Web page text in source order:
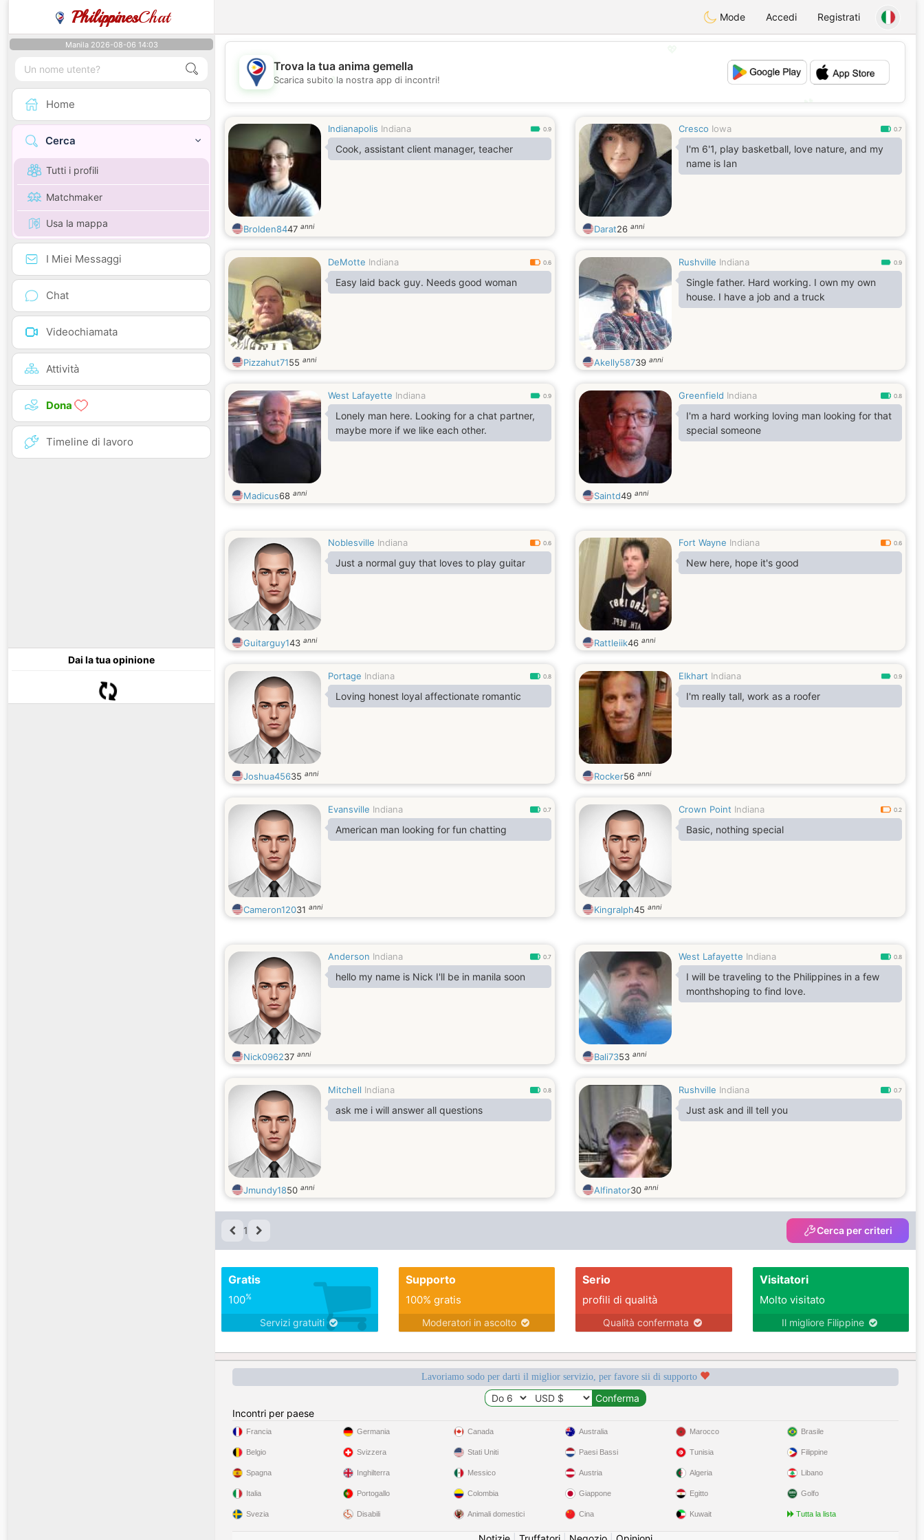
PhilippinesChat Mode Accedi Registrati
Manila 2026-08-06 14:03
Home
Cerca
Tutti i profili
Matchmaker
Usa la mappa
I Miei Messaggi
Chat
Videochiamata
Attività
Dona
Timeline di lavoro
Dai la tua opinione
💖
💕
Trova la tua anima gemella
Scarica subito la nostra app di incontri!
Indianapolis Indiana 0.9
Cook, assistant client manager, teacher
Brolden8447 anni
Cresco Iowa 0.7
I'm 6'1, play basketball, love nature, and my
name is Ian
Darat26 anni
DeMotte Indiana 0.6
Easy laid back guy. Needs good woman
Pizzahut7155 anni
Rushville Indiana 0.9
Single father. Hard working. I own my own
house. I have a job and a truck
Akelly58739 anni
West Lafayette Indiana 0.9
Lonely man here. Looking for a chat partner,
maybe more if we like each other.
Madicus68 anni
Greenfield Indiana 0.8
I'm a hard working loving man looking for that
special someone
Saintd49 anni
Noblesville Indiana 0.6
Just a normal guy that loves to play guitar
Guitarguy143 anni
Fort Wayne Indiana 0.6
New here, hope it's good
Rattleiik46 anni
Portage Indiana 0.8
Loving honest loyal affectionate romantic
Joshua45635 anni
Elkhart Indiana 0.9
I'm really tall, work as a roofer
Rocker56 anni
Evansville Indiana 0.7
American man looking for fun chatting
Cameron12031 anni
Crown Point Indiana 0.2
Basic, nothing special
Kingralph45 anni
Anderson Indiana 0.7
hello my name is Nick I'll be in manila soon
Nick096237 anni
West Lafayette Indiana 0.8
I will be traveling to the Philippines in a few
monthshoping to find love.
Bali7353 anni
Mitchell Indiana 0.8
ask me i will answer all questions
Jmundy1850 anni
Rushville Indiana 0.7
Just ask and ill tell you
Alfinator30 anni
1 Cerca per criteri
Gratis
100%
Servizi gratuiti
Supporto
100% gratis
Moderatori in ascolto
Serio
profili di qualità
Qualità confermata
Visitatori
Molto visitato
Il migliore Filippine
Lavoriamo sodo per darti il miglior servizio, per favore sii di supporto
Incontri per paese
Francia
Belgio
Spagna
Italia
Svezia
Germania
Svizzera
Inghilterra
Portogallo
Disabili
Canada
Stati Uniti
Messico
Colombia
Animali domestici
Australia
Paesi Bassi
Austria
Giappone
Cina
Marocco
Tunisia
Algeria
Egitto
Kuwait
Brasile
Filippine
Libano
Golfo
Tutta la lista